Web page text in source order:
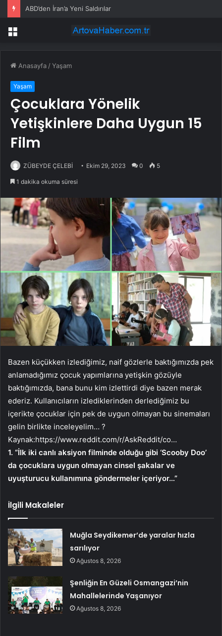
Çubuk’ta Müstakil Evde Yangın
Menü
Anasayfa /Yaşam
Yaşam
Çocuklara Yönelik
Yetişkinlere Daha Uygun 15
Film
ZÜBEYDE ÇELEBİ Ekim 29, 2023 0 5
1 dakika okuma süresi
Bazen küçükken izlediğimiz, naif gözlerle baktığımızda pek
anlamadığımız çocuk yapımlarına yetişkin gözüyle
baktığımızda, bana bunu kim izlettirdi diye bazen merak
ederiz. Kullanıcıların izlediklerinden derlediğimiz bu
içerikte çocuklar için pek de uygun olmayan bu sinemaları
gelin birlikte inceleyelim… ?
Kaynak:https://www.reddit.com/r/AskReddit/co…
1. “İlk iki canlı aksiyon filminde olduğu gibi ‘Scooby Doo’
da çocuklara uygun olmayan cinsel şakalar ve
uyuşturucu kullanımına göndermeler içeriyor…”
İlgili Makaleler
Muğla Seydikemer’de yaralar hızla
sarılıyor
Ağustos 8, 2026
Şenliğin En Güzeli Osmangazi’nin
Mahallelerinde Yaşanıyor
Ağustos 8, 2026